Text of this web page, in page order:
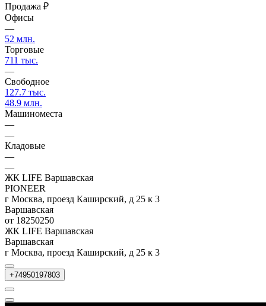
Продажа ₽
Офисы
—
52 млн.
Торговые
711 тыс.
—
Свободное
127.7 тыс.
48.9 млн.
Машиноместа
—
—
Кладовые
—
—
ЖК LIFE Варшавская
PIONEER
г Москва, проезд Каширский, д 25 к 3
Варшавская
от 18250250
ЖК LIFE Варшавская
Варшавская
г Москва, проезд Каширский, д 25 к 3
+74950197803